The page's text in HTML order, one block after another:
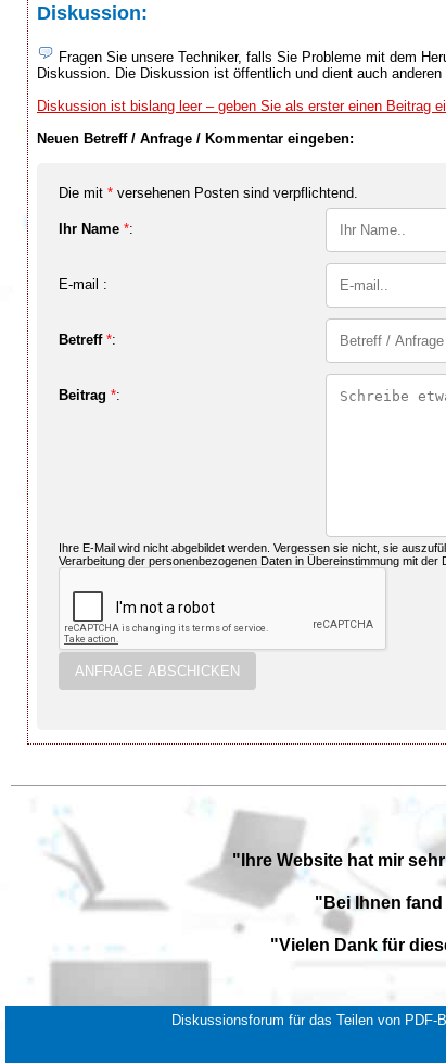
Diskussion:
Fragen Sie unsere Techniker, falls Sie Probleme mit dem
Diskussion. Die Diskussion ist öffentlich und dient auch
Diskussion ist bislang leer – geben Sie als erster einen Beitrag
Neuen Betreff / Anfrage / Kommentar eingeben:
Die mit * versehenen Posten sind verpflichtend.
Ihr Name *:
E-mail :
Betreff *:
Beitrag *:
Ihre E-Mail wird nicht abgebildet werden. Vergessen sie nicht, sie
Verarbeitung der personenbezogenen Daten in Übereinstimmung mit der
"Ihre Website hat mir
"Bei Ihnen
"Vielen Dank für
Diskussionsforum für das Teilen von PDF-